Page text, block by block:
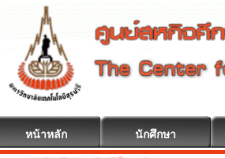
หน้าหลัก นักศึกษา